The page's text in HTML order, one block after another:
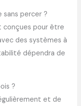
sans percer ?
conçues pour être
des systèmes à
dépendra de
?
et de